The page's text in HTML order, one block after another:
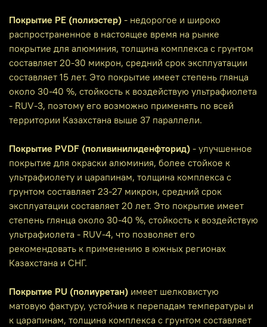
Покрытие PE (полиэстер) - недорогое и широко
распространенное в настоящее время на рынке
покрытие для алюминия, толщина комплекса с грунтом
составляет 20-30 микрон, средний срок эксплуатации
составляет 15 лет. Это покрытие имеет степень глянца
около 30-40 %, стойкость к воздействую ультрафиолета
- RUV-3, поэтому его возможно применять по всей
территории Казахстана выше 37 параллели.
Покрытие PVDF (поливинилиденфторид) - улучшенное
покрытие для окраски алюминия, более стойкое к
ультрафиолету и царапинам, толщина комплекса с
грунтом составляет 23-27 микрон, средний срок
эксплуатации составляет 20 лет. Это покрытие имеет
степень глянца около 30-40 %, стойкость к воздействую
ультрафиолета - RUV-4, что позволяет его
рекомендовать к применению в южных регионах
Казахстана и СНГ.
Покрытие PU (полиуретан) имеет шелковистую
матовую фактуру, устойчив к перепадам температуры и
к царапинам, толщина комплекса с грунтом составляет